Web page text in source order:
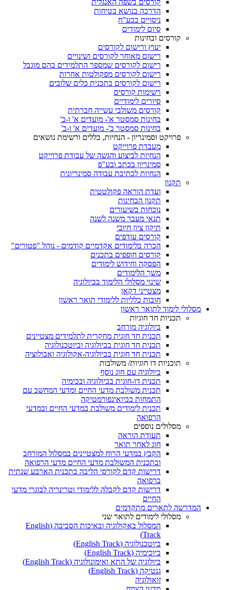
קורסים בשפה האנגלית
הדרכה בנושא בטיחות
ניסויים בבע"ח
סיום לימודים
קורסים ובחינות
יעוץ ורישום לקורסים
רישום מאוחר לקורסים ושינויים
רישום לקורסים שמספר התלמידים בהם מוגבל
רישום לקורסים מפקולטות אחרות
רישום לקורסים בתכנית כלים שלובים
רשימות קורסים
סיורים לימודיים
קורסים משולבי עשייה חברתית
בחינות סמסטר א'- מועדים א' ו-ב'
בחינות סמסטר ב'- מועדים א' ו-ב'
פרויקט וסמינריון - הנחיות, כללים ורשימת נושאים
מעבדת פרוייקט
הנחיות לביצוע והגשה של עבודת פרוייקט
סמינריון בכתב ובע"פ
הנחיות לכתיבת עבודה סמינריונית
תקנון
ועדת הוראה פקולטטית
תקנון הבחינות
נוכחות בשיעורים
תנאי מעבר משנה לשנה
תיקון ציון חיובי
קורסים עודפים
הכרה בלימודים אקדמיים קודמים - נוהל "פטורים"
קורסים חופפים בתכנים
הפסקה וחידוש לימודים
משך הלימודים
שינוי מסלולי הלימוד בביולוגיה
מצטייני דקאן
חובות כלליות ללימודי תואר ראשון
מסלולי לימוד לתואר ראשון
תכניות חד חוגיות
ביולוגיה מורחב
תכנית חד חוגית מחקרית לתלמידים מצטיינים
תכנית חד חוגית בביולוגיה וביוטכנולוגיה
תכנית חד חוגית בביולוגיה-אקולוגיה ואבולוציה
תוכניות דו חוגיות/ משולבות
ביולוגיה עם חוג נוסף
תכנית דו-חוגית בביולוגיה ובכימיה
תכנית משולבת מדעי החיים ומדעי המחשב עם
התמחות בביואינפורמטיקה
תכנית לימודים משולבת במדעי החיים ובמדעי
הרפואה
מסלולים נוספים
תעודת הוראה
חוג לאחר תואר
הקבץ במדעי הרוח למצטיינים במסלול המורחב
ובתכנית המשולבת מדעי החיים מדעי הרפואה
דרישות קדם לקורסי הליבה בתכנית הארבע שנתית
ברפואה
דרישות קדם לקבלה ללימודי וטרינריה לבוגרי מדעי
החיים
המדרשה לתארים מתקדמים
מסלולי לימודים לתואר שני
המסלול באקולוגיה ובאיכות הסביבה (English
Track)
ביוטכנולוגיה (English Track)
ביוכימיה (English Track)
ביולוגיה של התא ואימונולוגיה (English Track)
גנטיקה (English Track)
זואולוגיה